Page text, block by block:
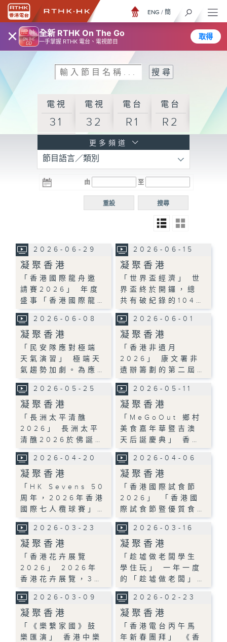
× 全新 RTHK On The Go
一手掌握 RTHK 電台、電視節目
取得
ENG / 簡
電視
31
電視
32
電台
R1
電台
R2
R3
電台 電台
R5
電台
普通
更多頻道
節目語言／類別
由 至
搜尋
重設
2026-06-29
凝聚香港
「香港國際龍舟邀
請賽2026」 年度
盛事「香港國際龍…
2026-06-15
凝聚香港
「世界盃經濟」 世
界盃終於開鑼，總
共有破紀錄的104…
2026-06-08
凝聚香港
「民安隊應對極端
天氣演習」 極端天
氣趨勢加劇。為應…
2026-06-01
凝聚香港
「香港非遺月
2026」 康文署非
遺辦籌劃的第二屆…
2026-05-25
凝聚香港
「長洲太平清醮
2026」 長洲太平
清醮2026於佛誕…
2026-05-11
凝聚香港
「MeGoOut 鄉村
美食嘉年華暨吉澳
天后誕慶典」 香…
2026-04-20
凝聚香港
「HK Sevens 50
周年，2026年香港
國際七人欖球賽」…
2026-04-06
凝聚香港
「香港國際試食節
2026」 「香港國
際試食節暨優質食…
2026-03-23
凝聚香港
「香港花卉展覽
2026」 2026年
香港花卉展覽，3…
2026-03-16
凝聚香港
「趁墟做老闆學生
學住玩」 一年一度
的「趁墟做老闆」…
2026-03-09
凝聚香港
「《樂繫家國》鼓
樂匯演」 香港中樂
2026-02-23
凝聚香港
「香港電台丙午馬
年新春團拜」 《香